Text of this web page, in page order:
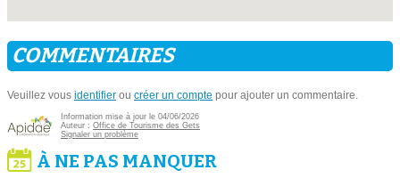
COMMENTAIRES
Veuillez vous identifier ou créer un compte pour ajouter un commentaire.
Information mise à jour le 04/06/2026
Auteur : Office de Tourisme des Gets
Signaler un problème
À NE PAS MANQUER